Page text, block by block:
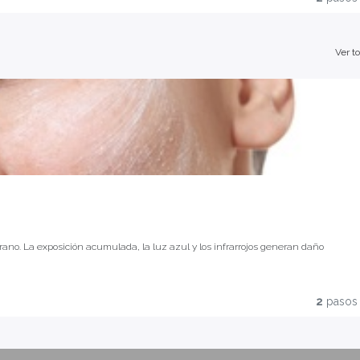
desde la hidratación profunda hasta la renovación celular y la protección
de elastina, degradación del colágeno y estrés oxidativo acumulado
Ver
La exposición acumulada, la luz azul y los infrarrojos generan daño
La protección solar no es el último paso de la rutina — es la base de
cómo la fotoprotección activa y la defensa antioxidante son los
2 pasos